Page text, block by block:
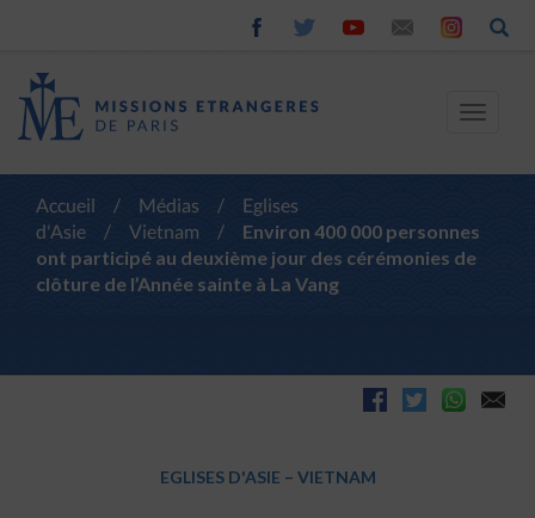
Toggle
Accueil / Médias /
Eglises
d'Asie
/ Vietnam /
Environ 400 000 personnes
ont participé au deuxième jour des cérémonies de
clôture de l’Année sainte à La Vang
EGLISES D'ASIE – VIETNAM